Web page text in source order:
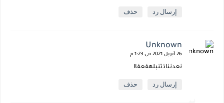
إرسال رد حذف
Unknown
26 أبريل 2021 في 1:23 م
نعدنناذتنبلهفعفاا
إرسال رد حذف